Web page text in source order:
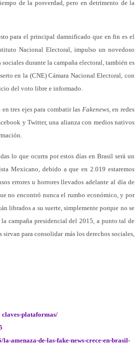
de la posverdad, pero en detrimento de la
para el principal damnificado que en fin es el
Nacional Electoral, impulso un novedoso
durante la campaña electoral, también es
en la (CNE) Cámara Nacional Electoral, con
del voto libre e informado.
tres ejes para combatir las Fakenews,en redes
y Twitter, una alianza con medios nativos
lo que ocurra por estos días en Brasil será un
Mexicano, debido a que en 2.019 estaremos
errores u horrores llevados adelante al día de
no encontró nunca el rumbo económico, y por
librados a su suerte, simplemente porque no se
campaña presidencial del 2015, a punto tal de
para consolidar más los derechos sociales,
plataformas/
amenaza-de-las-fake-news-crece-en-brasil-